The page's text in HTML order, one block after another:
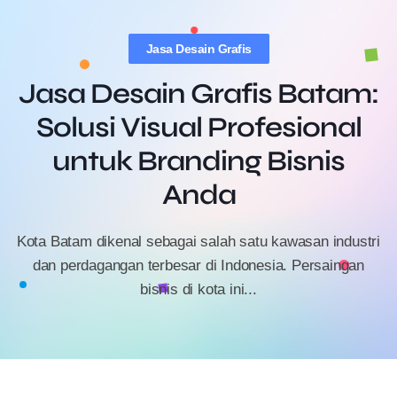
Jasa Desain Grafis
Jasa Desain Grafis Batam:
Solusi Visual Profesional
untuk Branding Bisnis
Anda
Kota Batam dikenal sebagai salah satu kawasan industri
dan perdagangan terbesar di Indonesia. Persaingan
bisnis di kota ini...